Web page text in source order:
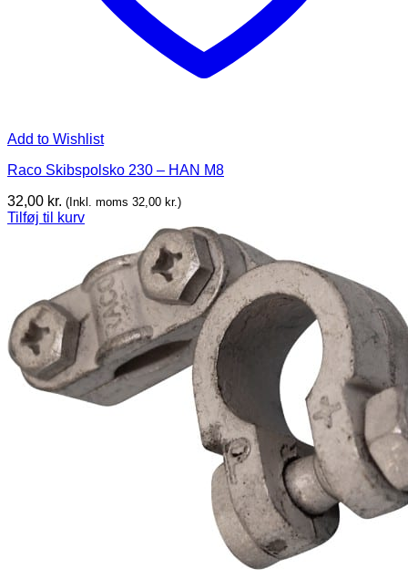
Add to Wishlist
Raco Skibspolsko 230 – HAN M8
32,00 kr. (Inkl. moms 32,00 kr.)
Tilføj til kurv